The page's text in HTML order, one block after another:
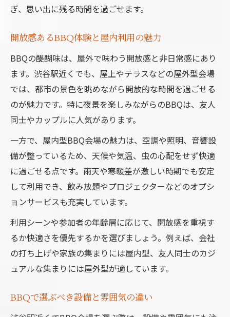
ぎ、思い出に残る時間を過ごせます。
開放感あるBBQ体験と屋内利用の魅力
BBQの醍醐味は、屋外で味わう開放感と非日常感にあり
ます。渋谷駅近くでも、屋上やテラスなどの屋外型会場
では、都市の景色を眺めながら開放的な時間を過ごせる
のが魅力です。特に夜景を楽しみながらのBBQは、友人
同士やカップルに人気があります。
一方で、屋内型BBQ会場の魅力は、空調や照明、音響設
備が整っているため、天候や気温、虫の心配をせず快適
に過ごせる点です。雨天や寒暖差が激しい時期でも安定
して利用でき、飲み放題やプロジェクターなどのオプシ
ョンサービスも充実しています。
利用シーンや参加者の年齢層に応じて、開放感を重視す
るか快適さを優先するかを選びましょう。例えば、会社
の打ち上げや家族の集まりには屋内型、友人同士のカジ
ュアルな集まりには屋外型が適しています。
BBQで選ぶべき設備と雰囲気の違い